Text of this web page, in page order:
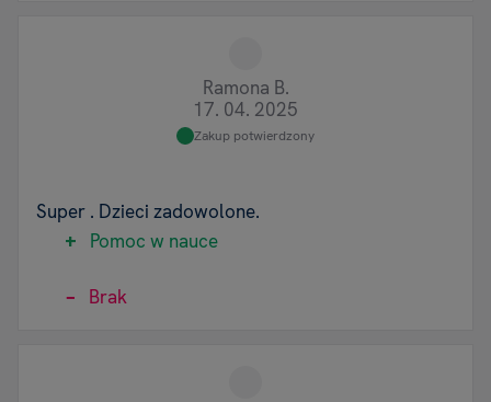
Ramona B.
17. 04. 2025
Zakup potwierdzony
Super . Dzieci zadowolone.
Pomoc w nauce
Brak